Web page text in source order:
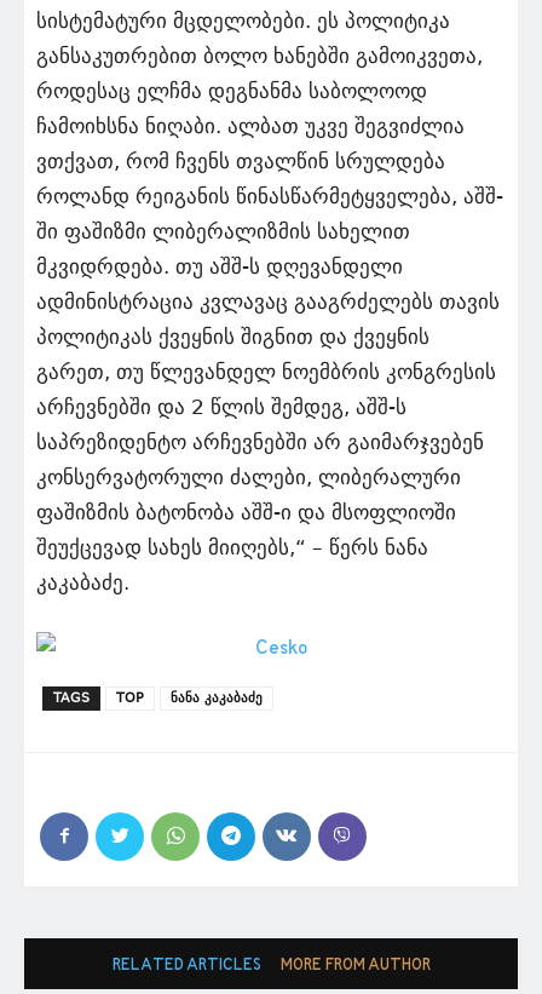
სისტემატური მცდელობები. ეს პოლიტიკა
განსაკუთრებით ბოლო ხანებში გამოიკვეთა,
როდესაც ელჩმა დეგნანმა საბოლოოდ
ჩამოიხსნა ნიღაბი. ალბათ უკვე შეგვიძლია
ვთქვათ, რომ ჩვენს თვალწინ სრულდება
როლანდ რეიგანის წინასწარმეტყველება, აშშ-
ში ფაშიზმი ლიბერალიზმის სახელით
მკვიდრდება. თუ აშშ-ს დღევანდელი
ადმინისტრაცია კვლავაც გააგრძელებს თავის
პოლიტიკას ქვეყნის შიგნით და ქვეყნის
გარეთ, თუ წლევანდელ ნოემბრის კონგრესის
არჩევნებში და 2 წლის შემდეგ, აშშ-ს
საპრეზიდენტო არჩევნებში არ გაიმარჯვებენ
კონსერვატორული ძალები, ლიბერალური
ფაშიზმის ბატონობა აშშ-ი და მსოფლიოში
შეუქცევად სახეს მიიღებს,“ – წერს ნანა
კაკაბაძე.
TAGS TOP ნანა კაკაბაძე
RELATED ARTICLES MORE FROM AUTHOR